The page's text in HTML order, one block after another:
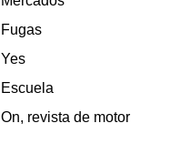
Fugas
Yes
Escuela
On, revista de motor